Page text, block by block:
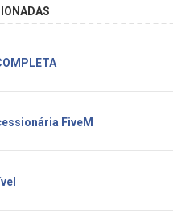
FiveM